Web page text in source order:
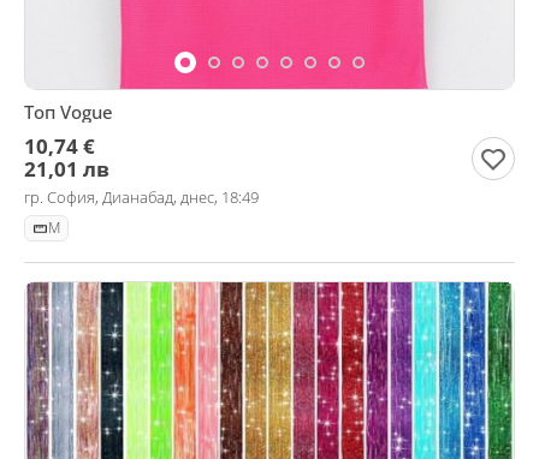
Топ Vogue
10,74 €
21,01 лв
гр. София, Дианабад, днес, 18:49
M